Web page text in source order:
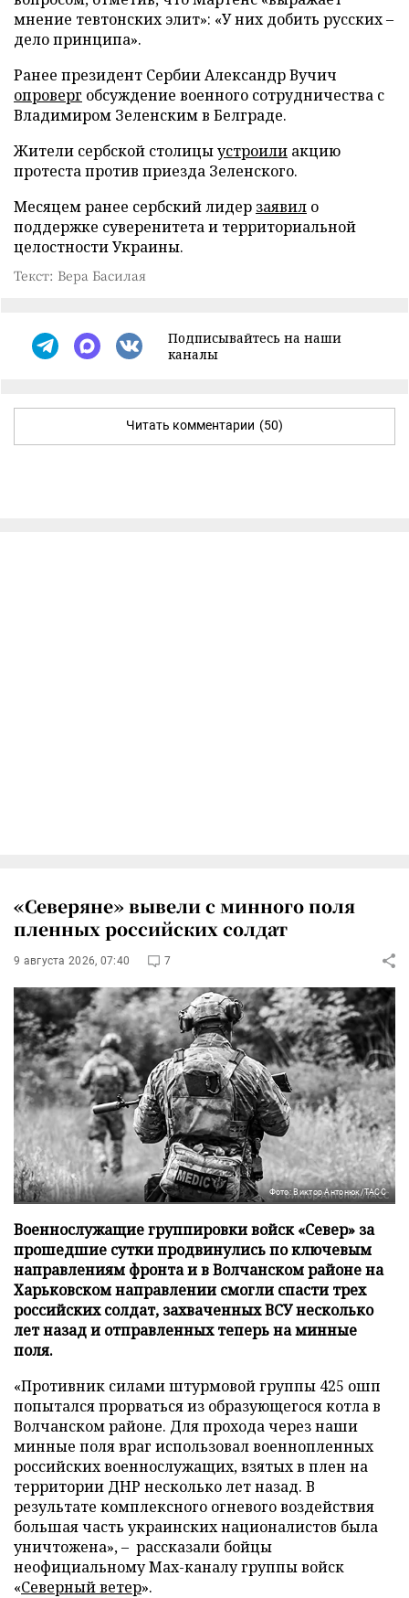
мнение тевтонских элит»: «У них добить русских –
дело принципа».
Ранее президент Сербии Александр Вучич
опроверг обсуждение военного сотрудничества с
Владимиром Зеленским в Белграде.
Жители сербской столицыустроили акцию
протеста против приезда Зеленского.
Месяцем ранее сербский лидер заявил о
поддержке суверенитета и территориальной
целостности Украины.
Текст: Вера Басилая
Подписывайтесь на наши
каналы
Читать комментарии (50)
«Северяне» вывели с минного поля
пленных российских солдат
9 августа 2026, 07:40 7
Фото: Виктор Антонюк/ТАСС
Военнослужащие группировки войск «Север» за
прошедшие сутки продвинулись по ключевым
направлениям фронта и в Волчанском районе на
Харьковском направлении смогли спасти трех
российских солдат, захваченных ВСУ несколько
лет назад и отправленных теперь на минные
поля.
«Противник силами штурмовой группы 425 ошп
попытался прорваться из образующегося котла в
Волчанском районе. Для прохода через наши
минные поля враг использовал военнопленных
российских военнослужащих, взятых в плен на
территории ДНР несколько лет назад. В
результате комплексного огневого воздействия
большая часть украинских националистов была
уничтожена», – рассказали бойцы
неофициальному Max-каналу группы войск
«Северный ветер».